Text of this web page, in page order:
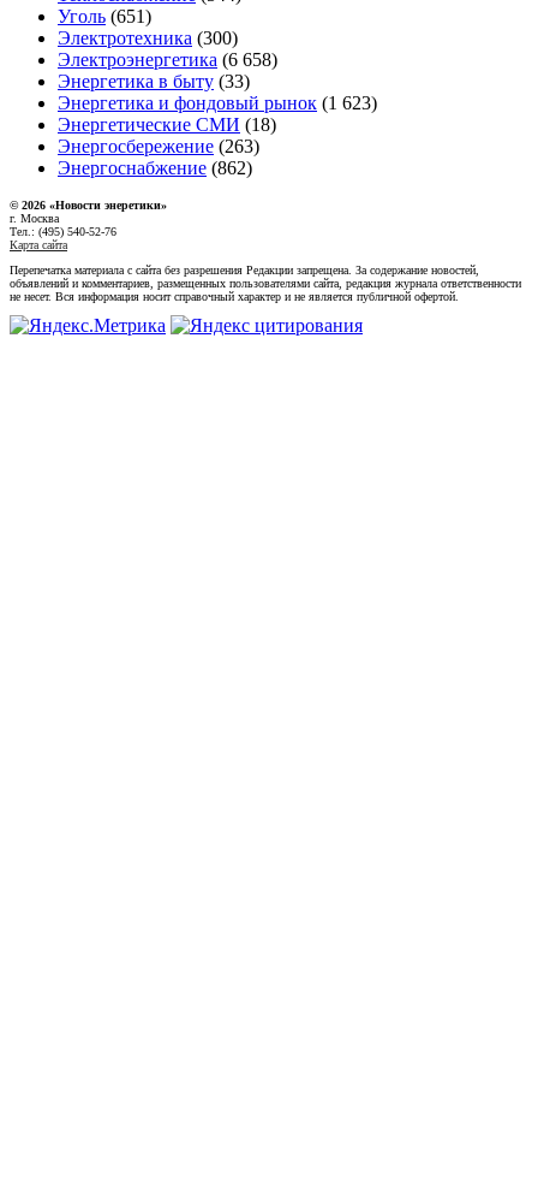
Уголь (651)
Электротехника (300)
Электроэнергетика (6 658)
Энергетика в быту (33)
Энергетика и фондовый рынок (1 623)
Энергетические СМИ (18)
Энергосбережение (263)
Энергоснабжение (862)
© 2026 «Новости энеретики»
г. Москва
Тел.: (495) 540-52-76
Карта сайта
Перепечатка материала с сайта без разрешения Редакции запрещена. За содержание новостей,
объявлений и комментариев, размещенных пользователями сайта, редакция журнала ответственности
не несет. Вся информация носит справочный характер и не является публичной офертой.